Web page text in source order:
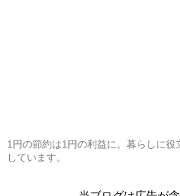
1円の節約は1円の利益に。暮らしに
しています。